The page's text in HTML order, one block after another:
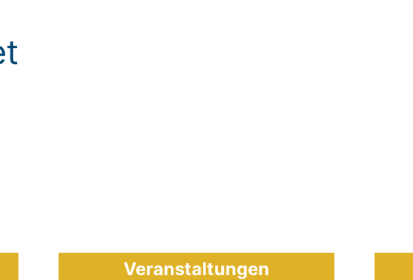
Veranstaltungen